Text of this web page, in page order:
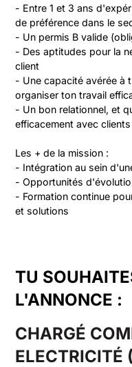
- Entre 1 et 3 ans
de préférence dans le
- Un permis B valide
- Des aptitudes pour la
client
- Une capacité avérée à
organiser ton travail
- Un bon relationnel, et
efficacement avec
Les + de la mission :
- Intégration au sein
- Opportunités
- Formation continue
et solutions
TU
L'ANNONCE :
CHARGÉ
ELECTRICITÉ